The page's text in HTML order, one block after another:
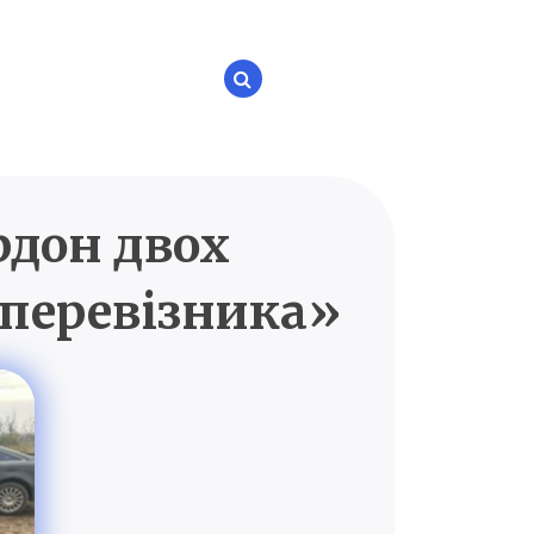
двох